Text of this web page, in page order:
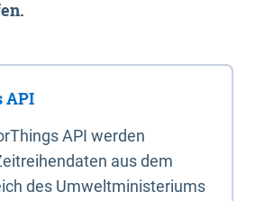
API
API werden
aus dem
des Umweltministeriums